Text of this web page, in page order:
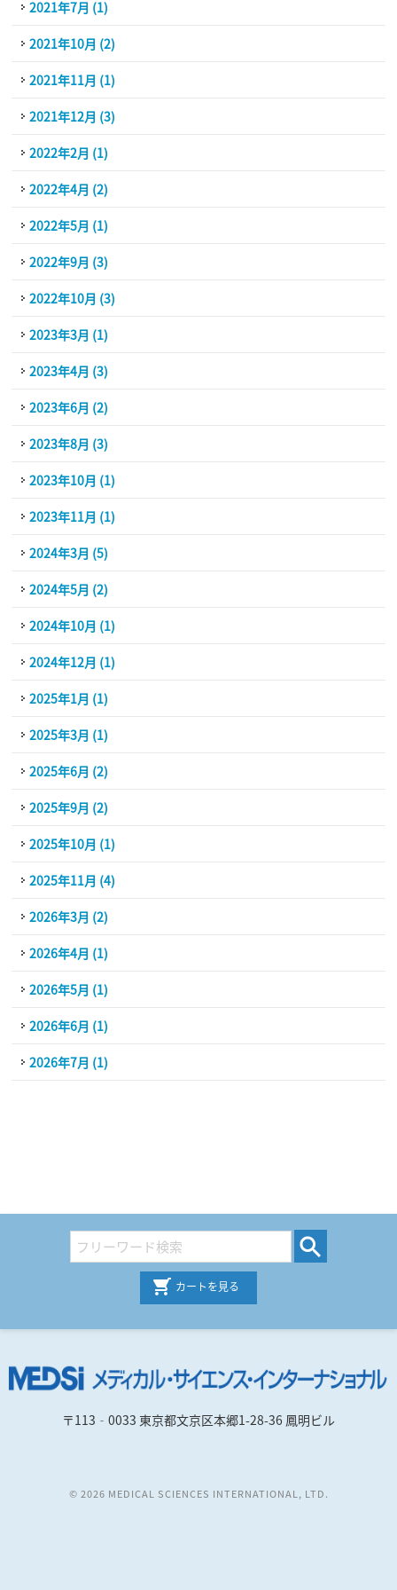
2021年7月 (1)
2021年10月 (2)
2021年11月 (1)
2021年12月 (3)
2022年2月 (1)
2022年4月 (2)
2022年5月 (1)
2022年9月 (3)
2022年10月 (3)
2023年3月 (1)
2023年4月 (3)
2023年6月 (2)
2023年8月 (3)
2023年10月 (1)
2023年11月 (1)
2024年3月 (5)
2024年5月 (2)
2024年10月 (1)
2024年12月 (1)
2025年1月 (1)
2025年3月 (1)
2025年6月 (2)
2025年9月 (2)
2025年10月 (1)
2025年11月 (4)
2026年3月 (2)
2026年4月 (1)
2026年5月 (1)
2026年6月 (1)
2026年7月 (1)
カートを見る
〒113‐0033 東京都文京区本郷1-28-36 鳳明ビル
© 2026 MEDICAL SCIENCES INTERNATIONAL, LTD.